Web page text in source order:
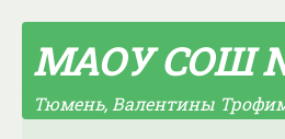
МАОУ СОШ
Тюмень, Валентины